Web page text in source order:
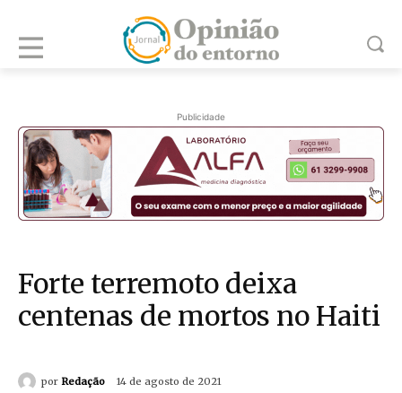
Publicidade
Forte terremoto deixa
centenas de mortos no Haiti
por Redação 14 de agosto de 2021